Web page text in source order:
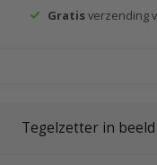
Gratisverzending
Tegelzetter in beeld